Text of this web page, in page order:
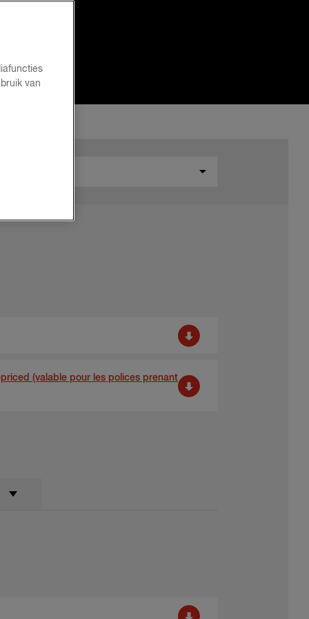
(valable pour les polices prenant
van